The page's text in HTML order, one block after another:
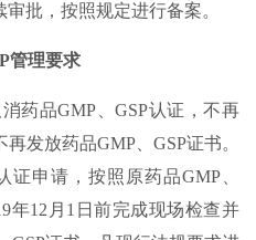
批，按照规定进行备案。
管理要求
药品GMP、GSP认证，不再
发放药品GMP、GSP证书。
证申请，按照原药品GMP、
年12月1日前完成现场检查并